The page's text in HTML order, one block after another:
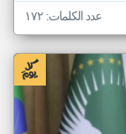
عدد الكلمات: ١٧٢